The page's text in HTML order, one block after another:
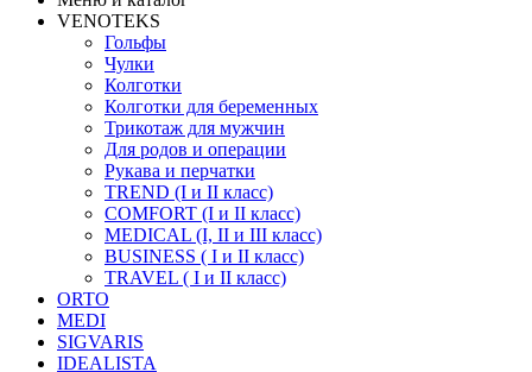
VENOTEKS
Гольфы
Чулки
Колготки
Колготки для беременных
Трикотаж для мужчин
Для родов и операции
Рукава и перчатки
TREND (I и II класс)
COMFORT (I и II класс)
MEDICAL (I, II и III класс)
BUSINESS ( I и II класс)
TRAVEL ( I и II класс)
ORTO
MEDI
SIGVARIS
IDEALISTA